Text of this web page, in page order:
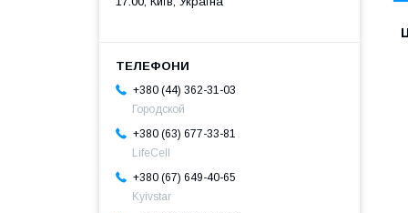
+380 (44) 362-31-03
Городской
+380 (63) 677-33-81
LifeCell
+380 (67) 649-40-65
Kyivstar